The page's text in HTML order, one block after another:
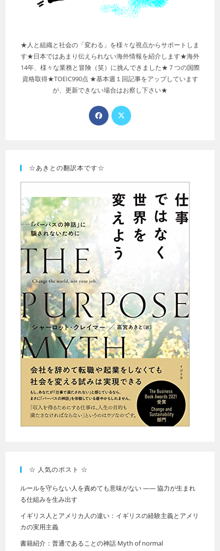
★人と組織と社会の「変わる」を様々な視点からサポートしま
す★日本ではあまり伝えられない海外情報を紹介します★海外
14年、様々な業務と冒険（笑）に挑んできました★７つの国際
資格取得★TOEIC990点 ★基本週１回記事をアップしています
が、更新できない場合はお察し下さい★
☆あきとの翻訳本です☆
☆ 人気のポスト ☆
ルールを守らない人を責めても意味がない —— 協力が生まれ
る仕組みを生み出す
イギリス人とアメリカ人の違い：イギリスの経験主義とアメリ
カの実用主義
書籍紹介：普通であることの神話 Myth of normal